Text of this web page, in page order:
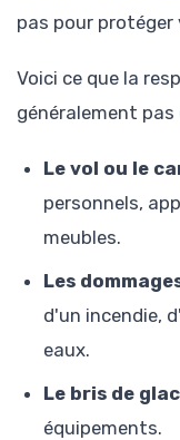
pas pour protéger
Voici ce que la
généralement pas
Le vol ou le
personnels,
meubles.
Les
d'un incendie,
eaux.
Le bris de
équipements.